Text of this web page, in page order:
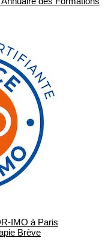
IMO à Paris
Brève